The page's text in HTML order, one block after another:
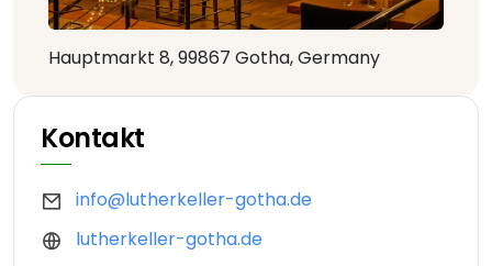
Hauptmarkt 8, 99867 Gotha, Germany
Kontakt
info@lutherkeller-gotha.de
lutherkeller-gotha.de